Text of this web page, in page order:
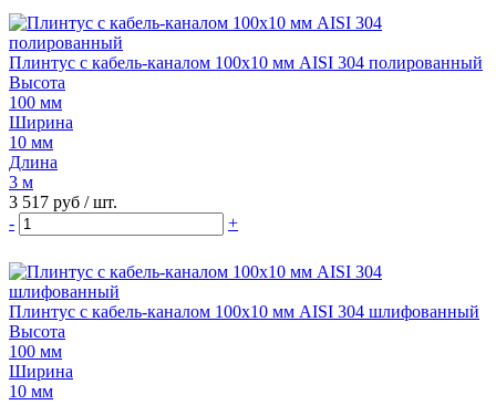
Плинтус с кабель-каналом 100х10 мм AISI 304 полированный
Высота
100 мм
Ширина
10 мм
Длина
3 м
3 517 руб / шт.
-
+
Плинтус с кабель-каналом 100х10 мм AISI 304 шлифованный
Высота
100 мм
Ширина
10 мм